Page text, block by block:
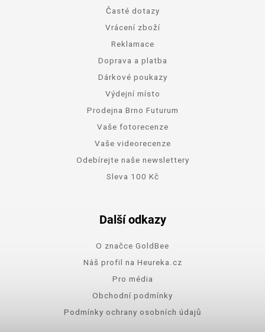
Časté dotazy
Vrácení zboží
Reklamace
Doprava a platba
Dárkové poukazy
Výdejní místo
Prodejna Brno Futurum
Vaše fotorecenze
Vaše videorecenze
Odebírejte naše newslettery
Sleva 100 Kč
Další odkazy
O značce GoldBee
Náš profil na Heureka.cz
Pro média
Obchodní podmínky
Podmínky ochrany osobních údajů